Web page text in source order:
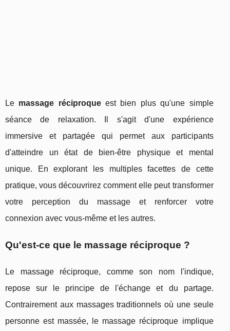
Le massage réciproqueest bien plus qu'une simple
séance de relaxation. Il s'agit d'une expérience
immersive et partagée qui permet aux participants
d'atteindre un état de bien-être physique et mental
unique. En explorant les multiples facettes de cette
pratique, vous découvrirez comment elle peut transformer
votre perception du massage et renforcer votre
connexion avec vous-même et les autres.
Qu'est-ce que le massage réciproque ?
Le massage réciproque, comme son nom l'indique,
repose sur le principe de l'échange et du partage.
Contrairement aux massages traditionnels où une seule
personne est massée, le massage réciproque implique